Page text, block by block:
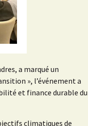
a marqué un
», l’événement a
et finance durable du
climatiques de